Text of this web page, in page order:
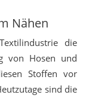
Nähen
die
von Hosen und
Stoffen vor
sind die